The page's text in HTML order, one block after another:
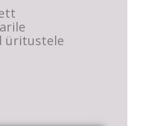
üritustele